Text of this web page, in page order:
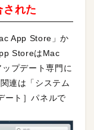
された
App Store」か
StoreはMac
プデート専門に
連は「システム
ート］パネルで